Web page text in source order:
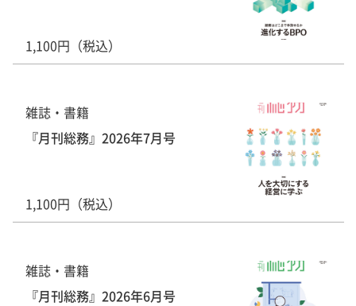
1,100円（税込）
雑誌・書籍
『月刊総務』2026年7月号
1,100円（税込）
雑誌・書籍
『月刊総務』2026年6月号